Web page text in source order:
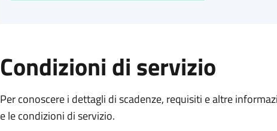
Condizioni di servizio
Per conoscere i dettagli di scadenze, requisiti e altre
e le condizioni di servizio.